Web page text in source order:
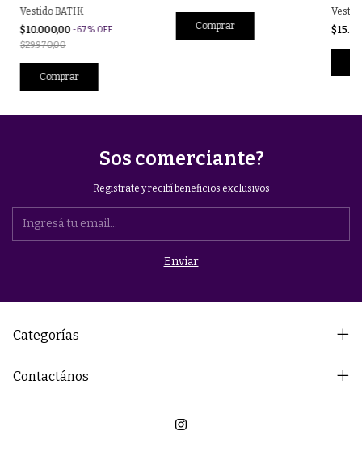
Vestido BATIK
$10.000,00 -67% OFF
$29.970,00
Comprar
Comprar
Sos comerciante?
Registrate y recibí beneficios exclusivos
Categorías
Contactános